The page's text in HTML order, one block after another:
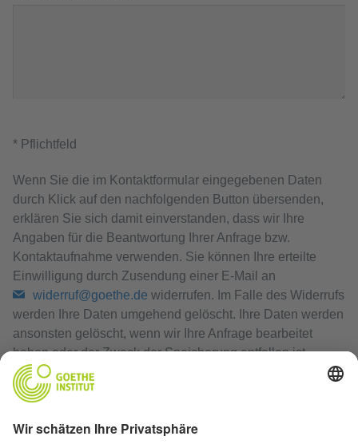
* Pflichtfeld
Wenn Sie die im Kontaktformular eingegebenen Daten
durch Klick auf den nachfolgenden Button übersenden,
erklären Sie sich damit einverstanden, dass wir Ihre
Angaben für die Beantwortung Ihrer Anfrage bzw.
Kontaktaufnahme verwenden. Sie können Ihre erteilte
Einwilligung durch Zusendung einer E-Mail an
widerruf@goethe.de widerrufen. Im Falle des Widerrufs
werden Ihre Daten umgehend gelöscht. Ihre Daten werden
ansonsten gelöscht, wenn wir Ihre Anfrage bearbeitet
haben oder der Zweck der Speicherung entfallen ist.
Datenschutzerklärung